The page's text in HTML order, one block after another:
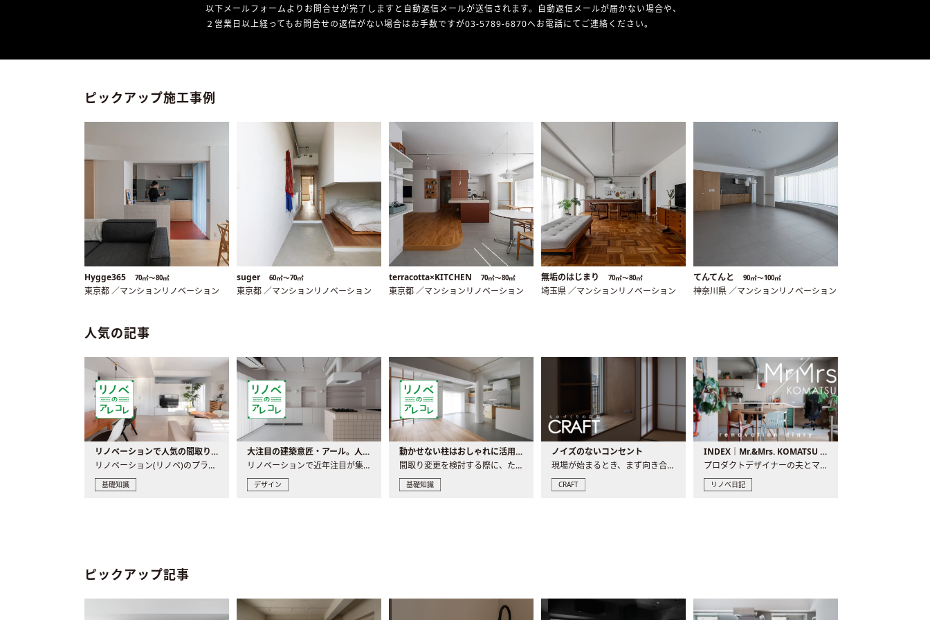
以下メールフォームよりお問合せが完了しますと自動返信メールが送信されます。自動返信メールが届かない場合や、
２営業日以上経ってもお問合せの返信がない場合はお手数ですが03-5789-6870へお電話にてご連絡ください。
ピックアップ施工事例
Hygge365 70㎡〜80㎡
東京都 ／マンションリノベーション
suger 60㎡〜70㎡
東京都 ／マンションリノベーション
terracotta×KITCHEN 70㎡〜80㎡
東京都 ／マンションリノベーション
無垢のはじまり 70㎡〜80㎡
埼玉県 ／マンションリノベーション
てんてんと 90㎡〜100㎡
神奈川県 ／マンションリノベーション
人気の記事
リノベーションで人気の間取りとは？トレンドの間取りと実例を徹底解説
リノベーション(リノベ)のプランニングで一番最初に決めるのは..
基礎知識
大注目の建築意匠・アール。人気の理由と空間に取り入れるポイント
リノベーションで近年注目が集まる建築意匠の一つであるアール..
デザイン
動かせない柱はおしゃれに活用！柱を魅せるリノベーション(リノベ)4選
間取り変更を検討する際に、たびたび皆さんの頭を悩ませる動か..
基礎知識
ノイズのないコンセント
現場が始まるとき、まず向き合うものの一つがコンセントです..
CRAFT
INDEX｜Mr.&Mrs. KOMATSU renovation diary
プロダクトデザイナーの夫とマーチャンダイザーの妻が、夫婦で..
リノベ日記
ピックアップ記事